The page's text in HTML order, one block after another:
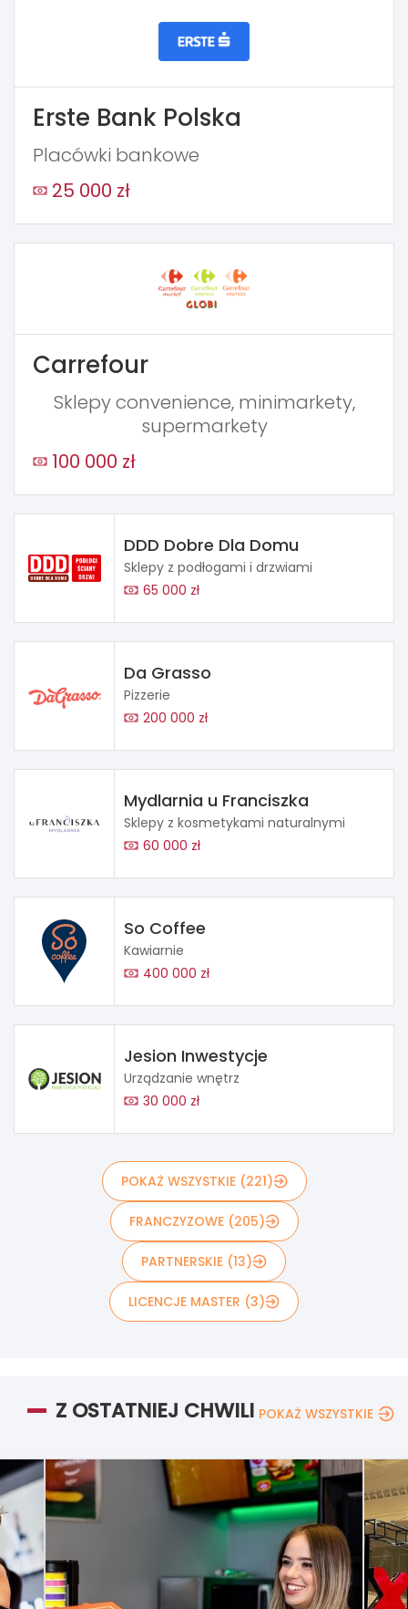
Erste Bank Polska
Placówki bankowe
25 000 zł
Carrefour
Sklepy convenience, minimarkety,
supermarkety
100 000 zł
DDD Dobre Dla Domu
Sklepy z podłogami i drzwiami
65 000 zł
Da Grasso
Pizzerie
200 000 zł
Mydlarnia u Franciszka
Sklepy z kosmetykami naturalnymi
60 000 zł
So Coffee
Kawiarnie
400 000 zł
Jesion Inwestycje
Urządzanie wnętrz
30 000 zł
POKAŻ WSZYSTKIE (221)
FRANCZYZOWE (205)
PARTNERSKIE (13)
LICENCJE MASTER (3)
Z OSTATNIEJ CHWILI POKAŻ WSZYSTKIE